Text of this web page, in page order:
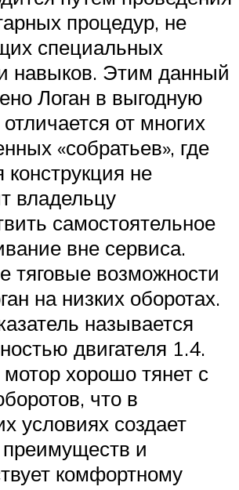
процедур, не
специальных
навыков. Этим данный
Логан в выгодную
от многих
«собратьев», где
конструкция не
владельцу
самостоятельное
вне сервиса.
тяговые возможности
на низких оборотах.
называется
двигателя 1.4.
хорошо тянет с
что в
условиях создает
и
комфортному